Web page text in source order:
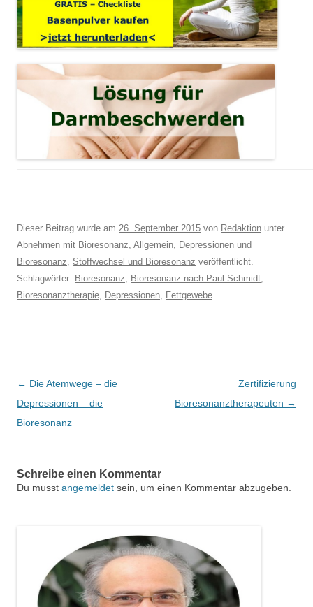
Dieser Beitrag wurde am 26. September 2015 von Redaktion unter
Abnehmen mit Bioresonanz, Allgemein, Depressionen und
Bioresonanz, Stoffwechsel und Bioresonanz veröffentlicht.
Schlagwörter: Bioresonanz, Bioresonanz nach Paul Schmidt,
Bioresonanztherapie, Depressionen, Fettgewebe.
Beitragsnavigation
← Die Atemwege – die
Depressionen – die
Bioresonanz
Zertifizierung
Bioresonanztherapeuten →
Schreibe einen Kommentar
Du musst angemeldet sein, um einen Kommentar abzugeben.